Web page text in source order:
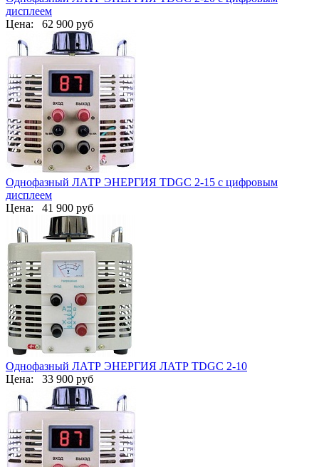
дисплеем
Цена: 62 900 руб
Однофазный ЛАТР ЭНЕРГИЯ TDGC 2-15 с цифровым
дисплеем
Цена: 41 900 руб
Однофазный ЛАТР ЭНЕРГИЯ ЛАТР TDGC 2-10
Цена: 33 900 руб